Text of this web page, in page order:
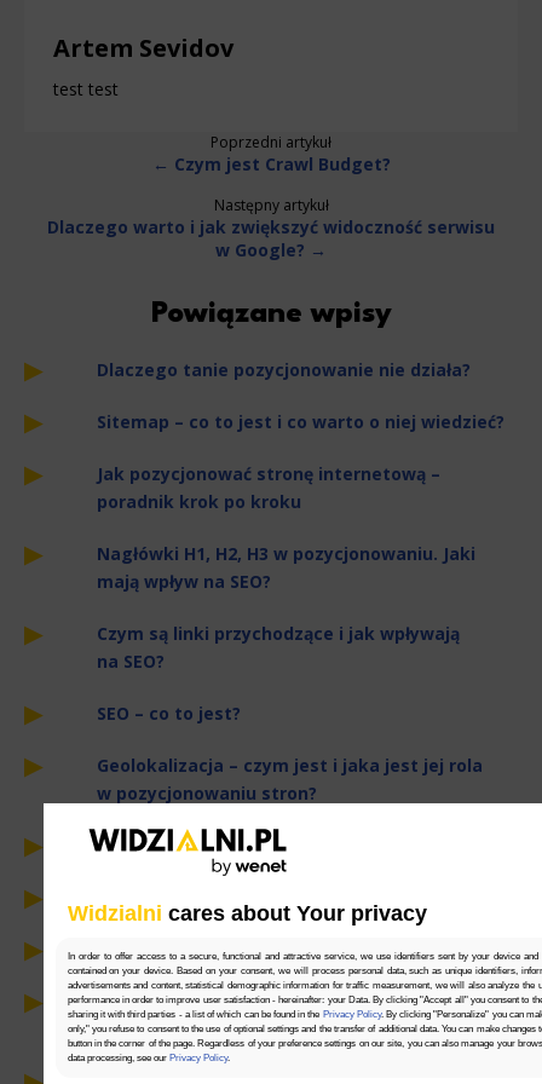
Widzialni cares about Your privacy
In order to offer access to a secure, functional and attractive service, we use identifiers sent by your device
contained on your device. Based on your consent, we will process personal data, such as unique identifiers,
advertisements and content, statistical demographic information for traffic measurement, we will also analyze the
performance in order to improve user satisfaction - hereinafter: your Data. By clicking "Accept all" you consent to
sharing it with third parties - a list of which can be found in the Privacy Policy. By clicking "Personalize" you can
only," you refuse to consent to the use of optional settings and the transfer of additional data. You can make
button in the corner of the page. Regardless of your preference settings on our site, you can also manage your
data processing, see our Privacy Policy.
Artem Sevidov
test test
Poprzedni artykuł
← Czym jest Crawl Budget?
Następny artykuł
Dlaczego warto i jak zwiększyć widoczność serwisu
w Google? →
Powiązane wpisy
Dlaczego tanie pozycjonowanie nie działa?
Sitemap – co to jest i co warto o niej wiedzieć?
Jak pozycjonować stronę internetową –
poradnik krok po kroku
Nagłówki H1, H2, H3 w pozycjonowaniu. Jaki
mają wpływ na SEO?
Czym są linki przychodzące i jak wpływają
na SEO?
SEO – co to jest?
Geolokalizacja – czym jest i jaka jest jej rola
w pozycjonowaniu stron?
6 narzędzi dla specjalisty SEO
Linkowanie wewnętrzne w pigułce
6 pomysłów na wyindeksowanie strony
z wyników wyszukiwania